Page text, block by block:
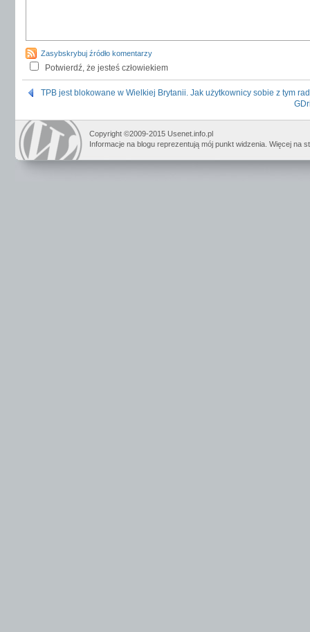
Zasybskrybuj źródło komentarzy
Potwierdź, że jesteś człowiekiem
TPB jest blokowane w Wielkiej Brytanii. Jak użytkownicy sobie z tym
Copyright ©2009-2015 Usenet.info.pl
Informacje na blogu reprezentują mój punkt widzenia. Więcej na